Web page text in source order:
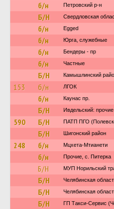
б/н Петровский р-н
Б/Н Свердловская
б/н Egged
б/н Юрга, служебные
б/н Бендеры - пр
б/н Частные
Б/Н Камышлинский
153 б/н ЛГОК
б/н Каунас пр.
Б/Н Ивдельский: прочие
590 Б/Н ПАТП ПГО
Б/Н Шигонский район
248 б/н Мцхета-Мтианети
б/н Прочие, с. Питерка
Б/Н МУП Норильский
Б/Н Челябинская
Б/Н Челябинская
Б/Н ГП Такси-Сервис